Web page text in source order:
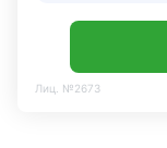
Лиц. №2673